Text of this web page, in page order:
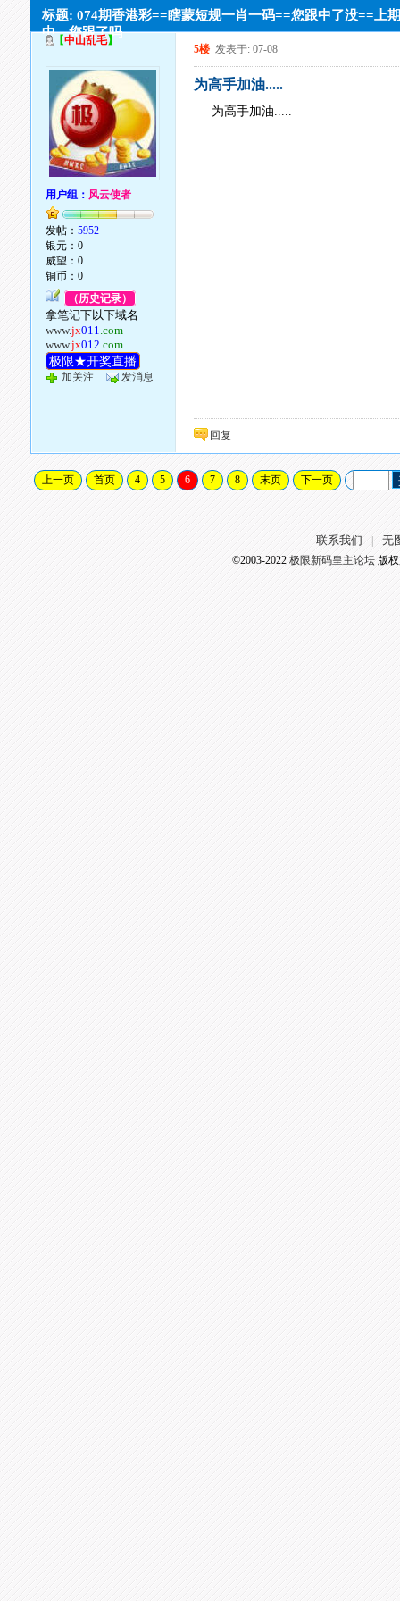
标题: 074期香港彩==瞎蒙短规一肖一码==您跟中了没==上
中，您跟了吗
【中山乱毛】
用户组： 风云使者
发帖：5952
银元：0
威望：0
铜币：0
（历史记录）
拿笔记下以下域名
www.jx011.com
www.jx012.com
极限★开奖直播
加关注 发消息
5楼 发表于: 07-08
为高手加油.....
为高手加油.....
回复
上一页 首页 4 5 6 7 8 末页 下一页
联系我们 无
©2003-2022 极限新码皇主论坛版权